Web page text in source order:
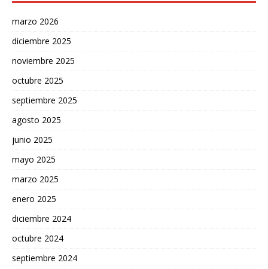
marzo 2026
diciembre 2025
noviembre 2025
octubre 2025
septiembre 2025
agosto 2025
junio 2025
mayo 2025
marzo 2025
enero 2025
diciembre 2024
octubre 2024
septiembre 2024